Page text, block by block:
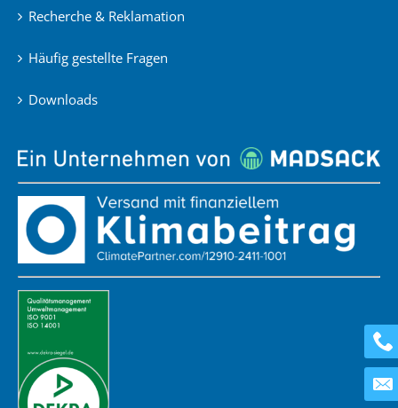
Recherche & Reklamation
Häufig gestellte Fragen
Downloads